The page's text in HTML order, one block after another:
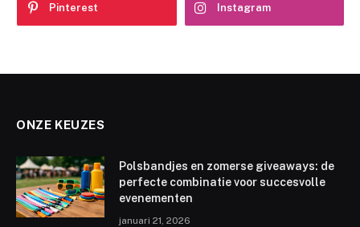
Pinterest Instagram
ONZE KEUZES
Polsbandjes en zomerse giveaways: de
perfecte combinatie voor succesvolle
evenementen
januari 21, 2026